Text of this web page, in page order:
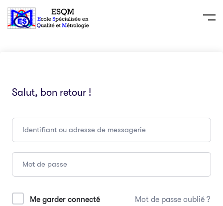
Salut, bon retour !
Me garder connecté Mot de passe oublié ?